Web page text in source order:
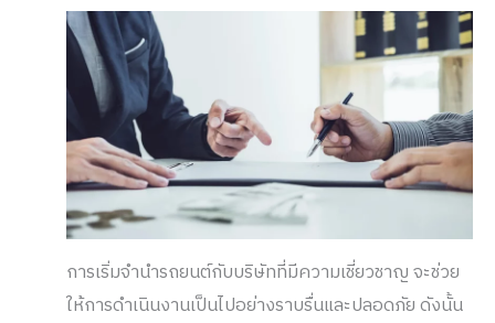
การเริ่มจำนำรถยนต์กับบริษัทที่มีความเชี่ยวชาญ จะช่วย
ให้การดำเนินงานเป็นไปอย่างราบรื่นและปลอดภัย ดังนั้น